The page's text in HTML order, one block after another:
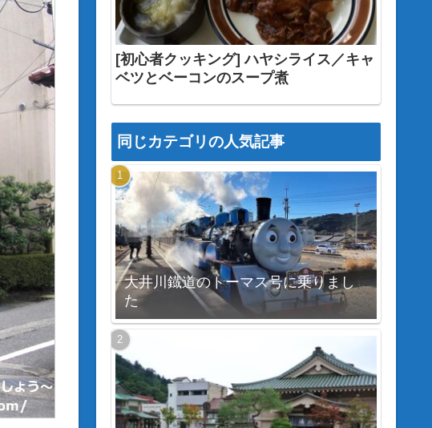
[初心者クッキング] ハヤシライス／キャ
ベツとベーコンのスープ煮
同じカテゴリの人気記事
大井川鐡道のトーマス号に乗りまし
た